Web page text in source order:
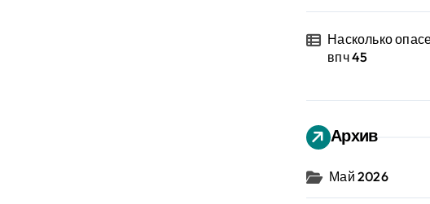
Насколько
впч 45
Архив
Май 2026